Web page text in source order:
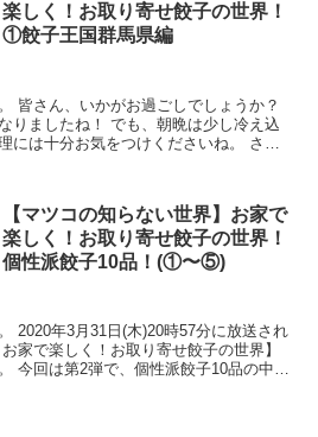
楽しく！お取り寄せ餃子の世界！
①餃子王国群馬県編
皆さん、いかがお過ごしでしょうか？
りましたね！ でも、朝晩は少し冷え込
には十分お気をつけくださいね。 さ
【マツコの知らない世界】お家で
楽しく！お取り寄せ餃子の世界！
個性派餃子10品！(①〜⑤)
2020年3月31日(木)20時57分に放送され
家で楽しく！お取り寄せ餃子の世界】
今回は第2弾で、個性派餃子10品の中の